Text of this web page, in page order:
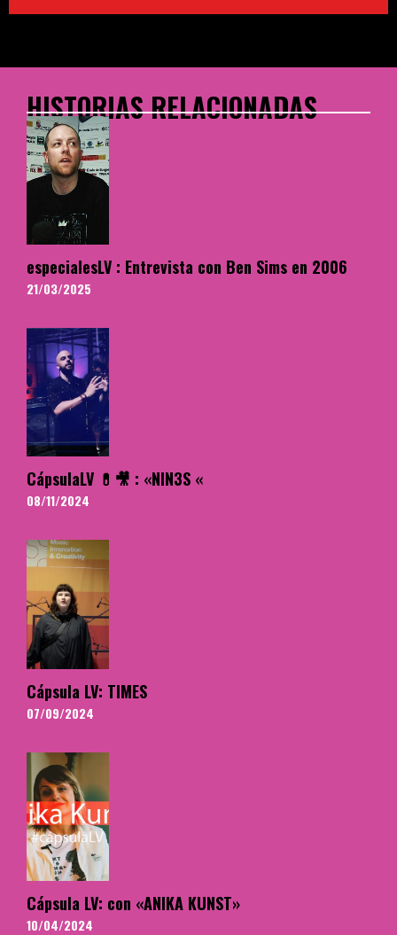
HISTORIAS RELACIONADAS
especialesLV : Entrevista con Ben Sims en 2006
21/03/2025
CápsulaLV 💊🎥 : «NIN3S «
08/11/2024
Cápsula LV: TIMES
07/09/2024
Cápsula LV: con «ANIKA KUNST»
10/04/2024